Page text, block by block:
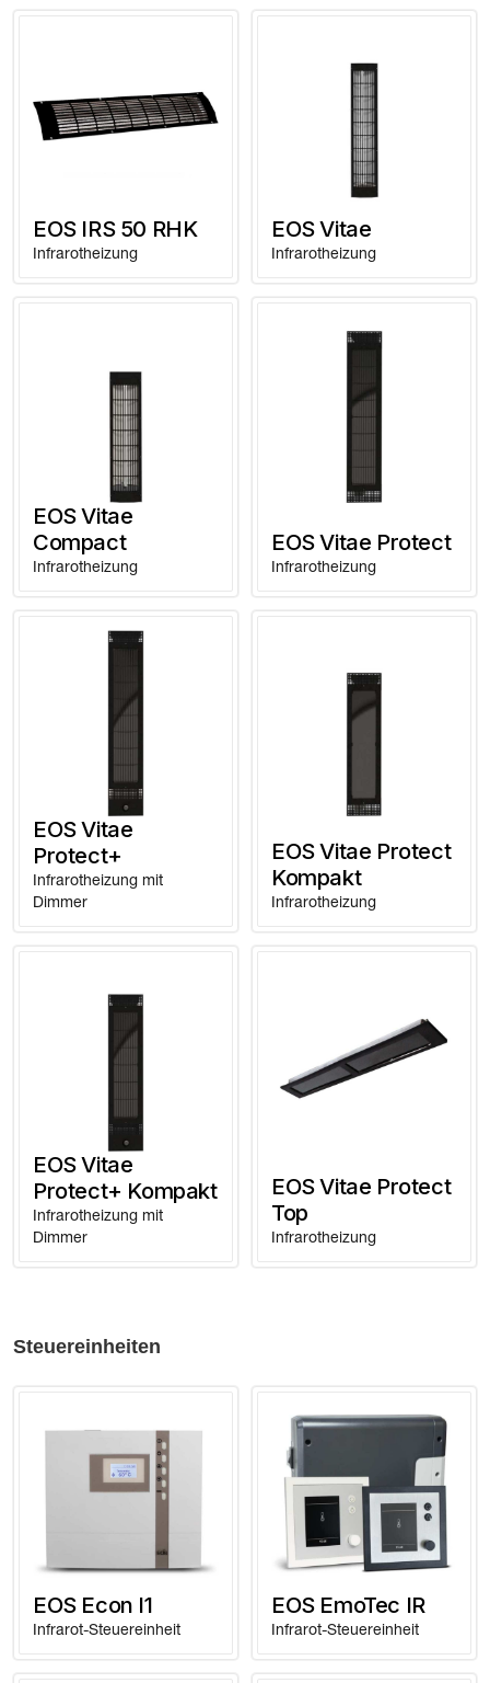
EOS IRS 50 RHK
Infrarotheizung
EOS Vitae
Infrarotheizung
EOS Vitae
Compact
Infrarotheizung
EOS Vitae Protect
Infrarotheizung
EOS Vitae
Protect+
Infrarotheizung mit
Dimmer
EOS Vitae Protect
Kompakt
Infrarotheizung
EOS Vitae
Protect+ Kompakt
Infrarotheizung mit
Dimmer
EOS Vitae Protect
Top
Infrarotheizung
Steuereinheiten
EOS Econ I1
Infrarot-Steuereinheit
EOS EmoTec IR
Infrarot-Steuereinheit